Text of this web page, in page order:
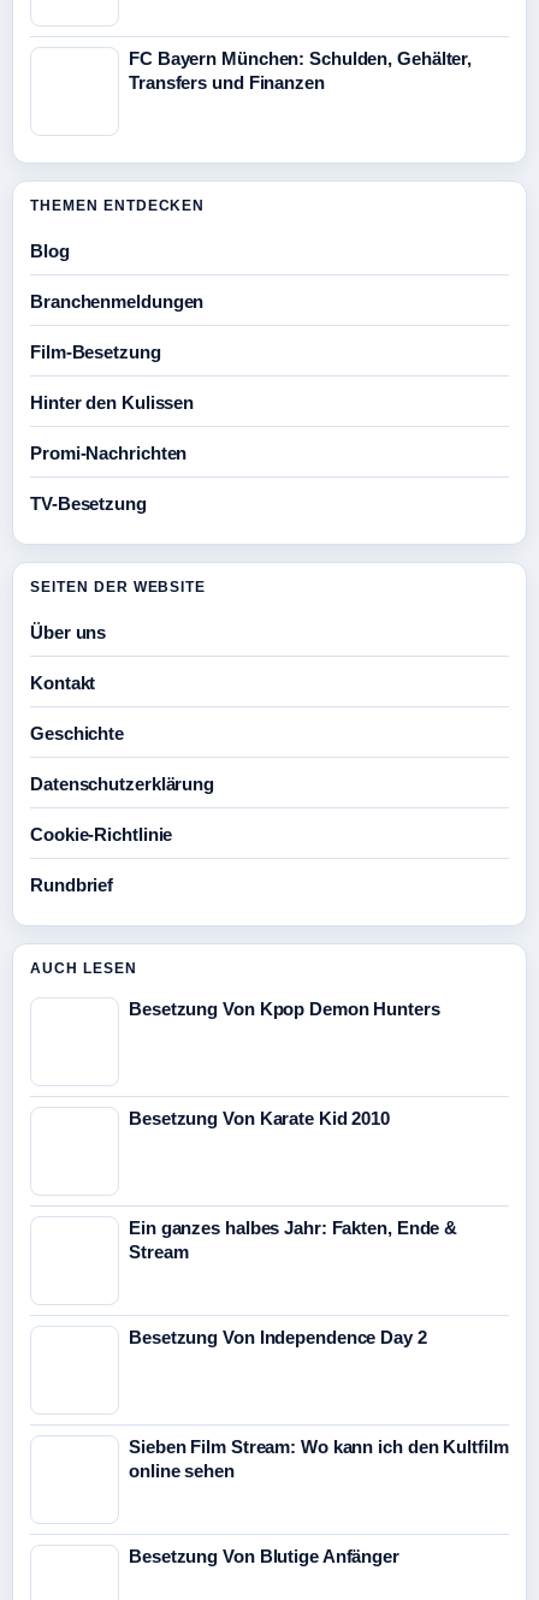
FC Bayern München: Schulden, Gehälter,
Transfers und Finanzen
THEMEN ENTDECKEN
Blog
Branchenmeldungen
Film-Besetzung
Hinter den Kulissen
Promi-Nachrichten
TV-Besetzung
SEITEN DER WEBSITE
Über uns
Kontakt
Geschichte
Datenschutzerklärung
Cookie-Richtlinie
Rundbrief
AUCH LESEN
Besetzung Von Kpop Demon Hunters
Besetzung Von Karate Kid 2010
Ein ganzes halbes Jahr: Fakten, Ende &
Stream
Besetzung Von Independence Day 2
Sieben Film Stream: Wo kann ich den Kultfilm
online sehen
Besetzung Von Blutige Anfänger